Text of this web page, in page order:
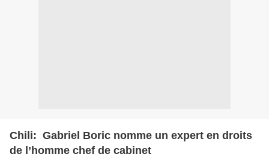
Chili: Gabriel Boric nomme un expert en droits
de l’homme chef de cabinet